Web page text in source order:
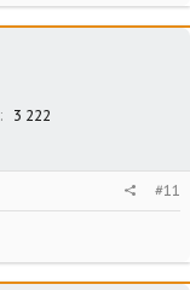
3 222
#11